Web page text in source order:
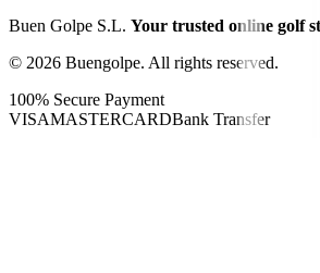
Buen Golpe S.L. Your trusted online golf
© 2026 Buengolpe. All rights reserved.
100% Secure Payment
VISAMASTERCARDBank Transfer